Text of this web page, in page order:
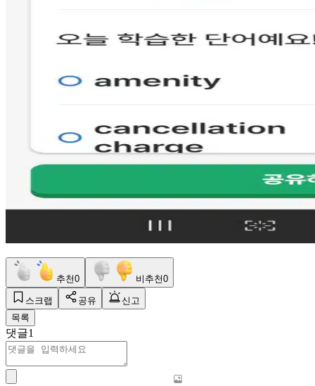
추천0 비추천0
스크랩 공유
신고
목록
댓글1